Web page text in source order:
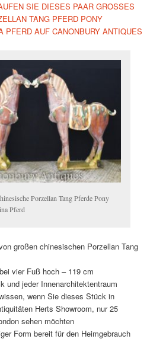
SIE DIESES PAAR GROSSES
TANG PFERD PONY
PFERD AUF CANONBURY ANTIQUES
Porzellan Tang Pferde Pony
Pferd
großen chinesischen Porzellan Tang
vier Fuß hoch – 119 cm
und jeder Innenarchitektentraum
wenn Sie dieses Stück in
Herts Showroom, nur 25
sehen möchten
Form bereit für den Heimgebrauch